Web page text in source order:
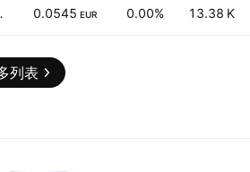
0.0545 EUR 0.00% 13.38 K
列表